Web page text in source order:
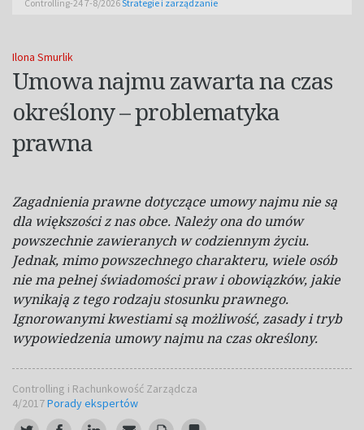
Ilona Smurlik
Umowa najmu zawarta na czas
określony – problematyka
prawna
Zagadnienia prawne dotyczące umowy najmu nie są
dla większości z nas obce. Należy ona do umów
powszechnie zawieranych w codziennym życiu.
Jednak, mimo powszechnego charakteru, wiele osób
nie ma pełnej świadomości praw i obowiązków, jakie
wynikają z tego rodzaju stosunku prawnego.
Ignorowanymi kwestiami są możliwość, zasady i tryb
wypowiedzenia umowy najmu na czas określony.
Controlling i Rachunkowość Zarządcza
4/2017Porady ekspertów
Controlling-24 7-8/2026Strategie i zarządzanie